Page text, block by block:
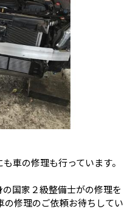
車の修理も行っています。
国家２級整備士がの修理を
の修理のご依頼お待ちしてい